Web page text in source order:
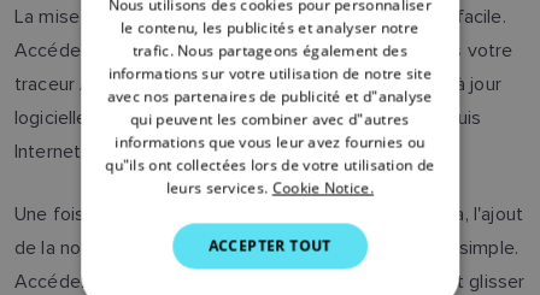
La mise à jour vers la nouvelle version Alpha 3.0 est facile.
Accédez à la fonction de mise à jour logicielle depuis votre
traceur Axiom connecté (Accueil > Réglages > Mise à jour
logicielle) et Axiom pourra télécharger le logiciel depuis
Internet.
Une fois que vous avez mis à jour votre logiciel Alpha, l'ajout
de la nouvelle commande du pilote automatique est simple.
Accédez au gestionnaire de pages d’Alpha en faisant glisser
FRENCH
DANISH
ITALIAN
SWEDISH
GERMAN
DUTCH
SPANISH
Nous utilisons des cookies pour personnaliser
le contenu, les publicités et analyser notre
trafic. Nous partageons également des
informations sur votre utilisation de notre site
avec nos partenaires de publicité et d"analyse
qui peuvent les combiner avec d"autres
informations que vous leur avez fournies ou
qu"ils ont collectées lors de votre utilisation de
leurs services. Cookie Notice.
ACCEPTER TOUT